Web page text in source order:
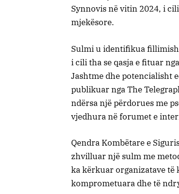
Synnovis në vitin 2024, i
mjekësore.
Sulmi u identifikua
i cili tha se qasja e fituar
Jashtme dhe potencialisht
publikuar nga The
ndërsa një përdorues me
vjedhura në forumet e
Qendra Kombëtare e
zhvilluar një sulm me
ka kërkuar organizatave
komprometuara dhe të